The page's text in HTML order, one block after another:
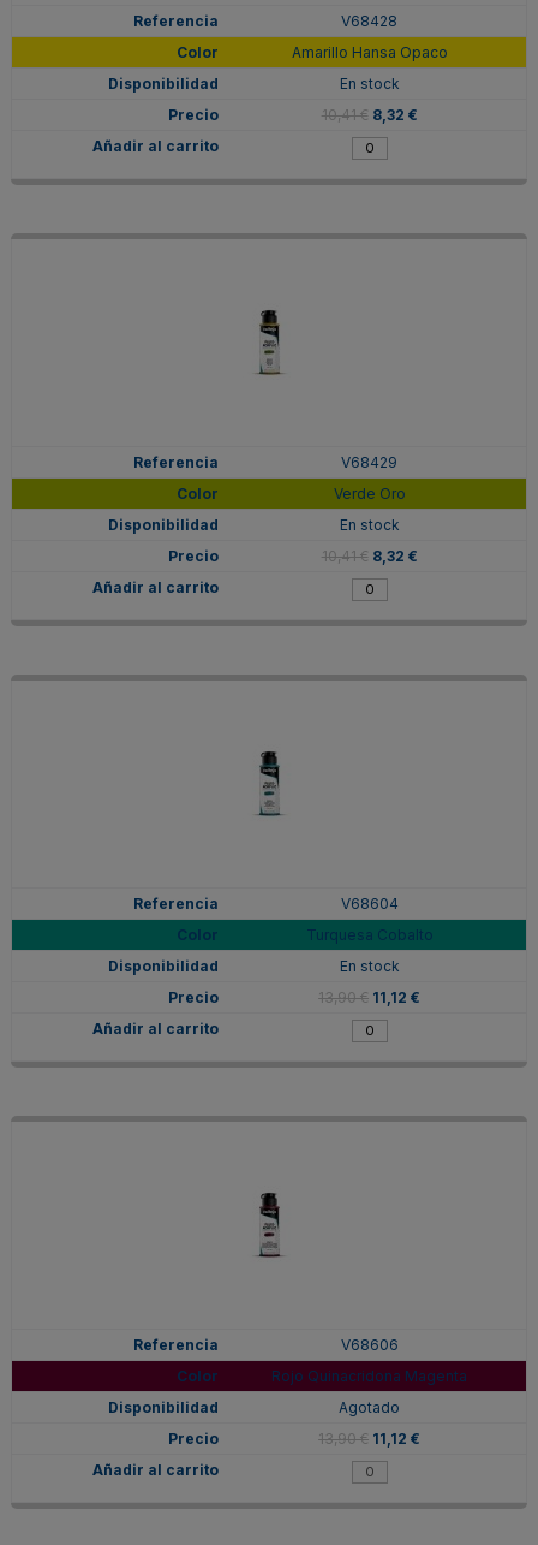
V68428
Amarillo Hansa Opaco
En stock
10,41 € 8,32 €
V68429
Verde Oro
En stock
10,41 € 8,32 €
V68604
Turquesa Cobalto
En stock
13,90 € 11,12 €
V68606
Rojo Quinacridona Magenta
Agotado
13,90 € 11,12 €